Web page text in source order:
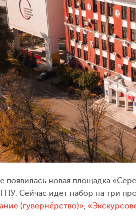
появилась новая площадка
Сейчас идёт набор на три
(гувернёрство)»